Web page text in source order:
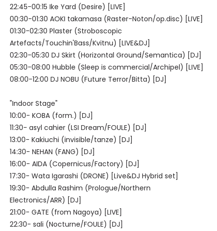
22:45-00:15 Ike Yard (Desire) [LIVE]
00:30-01:30 AOKI takamasa (Raster-Noton/op.disc) [LIVE]
01:30-02:30 Plaster (Stroboscopic
Artefacts/Touchin'Bass/Kvitnu) [LIVE&DJ]
02:30-05:30 DJ Skirt (Horizontal Ground/Semantica) [DJ]
05:30-08:00 Hubble (Sleep is commercial/Archipel) [LIVE]
08:00-12:00 DJ NOBU (Future Terror/Bitta) [DJ]
"Indoor Stage"
10:00- KOBA (form.) [DJ]
11:30- asyl cahier (LSI Dream/FOULE) [DJ]
13:00- Kakiuchi (invisible/tanze) [DJ]
14:30- NEHAN (FANG) [DJ]
16:00- AIDA (Copernicus/Factory) [DJ]
17:30- Wata Igarashi (DRONE) [Live&DJ Hybrid set]
19:30- Abdulla Rashim (Prologue/Northern
Electronics/ARR) [DJ]
21:00- GATE (from Nagoya) [LIVE]
22:30- sali (Nocturne/FOULE) [DJ]